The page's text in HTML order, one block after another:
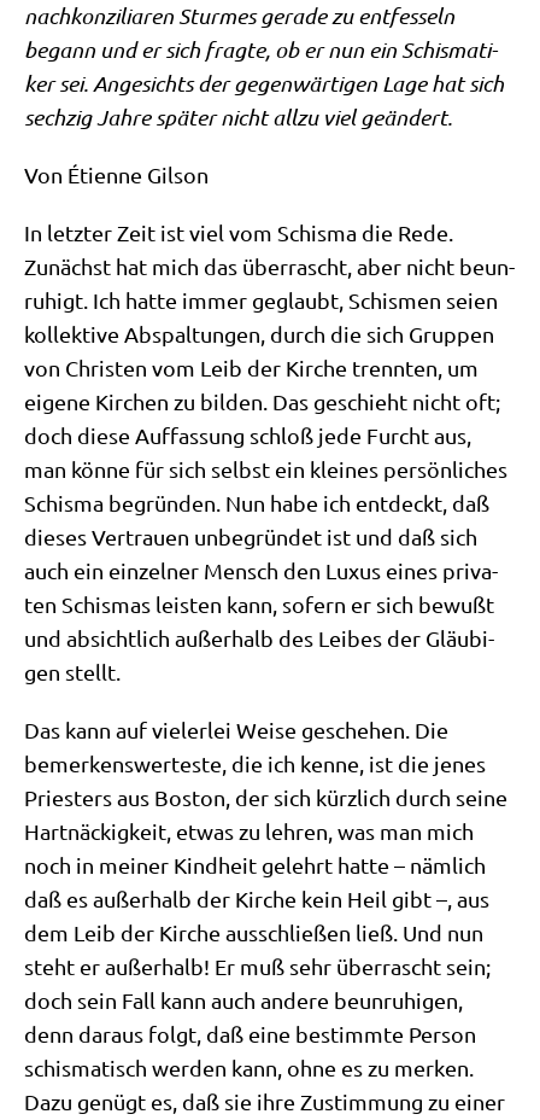
nach­kon­zi­lia­ren Stur­mes gera­de zu ent­fes­seln
begann und er sich frag­te, ob er nun ein Schis­ma­ti­
ker sei. Ange­sichts der gegen­wär­ti­gen Lage hat sich
sech­zig Jah­re spä­ter nicht all­zu viel geändert.
Von Éti­en­ne Gilson
In letz­ter Zeit ist viel vom Schis­ma die Rede.
Zunächst hat mich das über­rascht, aber nicht beun­
ru­higt. Ich hat­te immer geglaubt, Schis­men sei­en
kol­lek­ti­ve Abspal­tun­gen, durch die sich Grup­pen
von Chri­sten vom Leib der Kir­che trenn­ten, um
eige­ne Kir­chen zu bil­den. Das geschieht nicht oft;
doch die­se Auf­fas­sung schloß jede Furcht aus,
man kön­ne für sich selbst ein klei­nes per­sön­li­ches
Schis­ma begrün­den. Nun habe ich ent­deckt, daß
die­ses Ver­trau­en unbe­grün­det ist und daß sich
auch ein ein­zel­ner Mensch den Luxus eines pri­va­
ten Schis­mas lei­sten kann, sofern er sich bewußt
und absicht­lich außer­halb des Lei­bes der Gläu­bi­
gen stellt.
Das kann auf vie­ler­lei Wei­se gesche­hen. Die
bemer­kens­wer­te­ste, die ich ken­ne, ist die jenes
Prie­sters aus Bos­ton, der sich kürz­lich durch sei­ne
Hart­näckig­keit, etwas zu leh­ren, was man mich
noch in mei­ner Kind­heit gelehrt hat­te – näm­lich
daß es außer­halb der Kir­che kein Heil gibt –, aus
dem Leib der Kir­che aus­schlie­ßen ließ. Und nun
steht er außer­halb! Er muß sehr über­rascht sein;
doch sein Fall kann auch ande­re beun­ru­hi­gen,
denn dar­aus folgt, daß eine bestimm­te Per­son
schis­ma­tisch wer­den kann, ohne es zu mer­ken.
Dazu genügt es, daß sie ihre Zustim­mung zu einer